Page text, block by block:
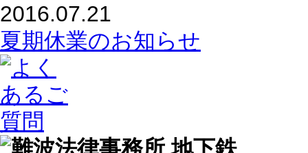
2016.07.21
夏期休業のお知らせ